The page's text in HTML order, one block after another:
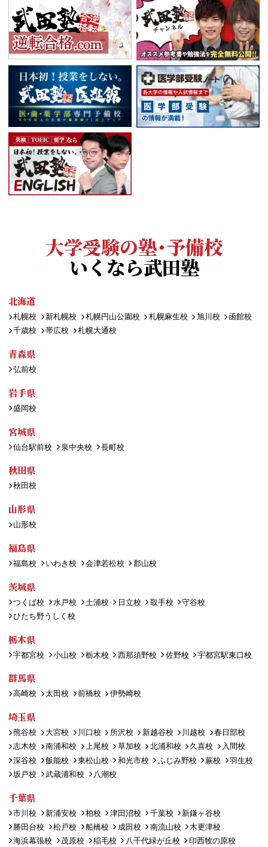
大学受験の塾・予備校
いくなら武田塾
北海道
札幌校 新札幌校 札幌円山公園校 札幌麻生校 旭川校
函館校
千歳校
帯広校 札幌大通校
青森県
弘前校
岩手県
盛岡校
宮城県
仙台駅前校 泉中央校 長町校
秋田県
秋田校
山形県
山形校
福島県
福島校 いわき校 会津若松校 郡山校
茨城県
つくば校 水戸校 土浦校 日立校 取手校
守谷校
ひたち野うしく校
栃木県
宇都宮校 小山校 栃木校 西那須野校 佐野校 宇都宮駅東口校
群馬県
高崎校 太田校 前橋校 伊勢崎校
埼玉県
熊谷校 大宮校 川口校 所沢校 新越谷校 川越校
春日部校
志木校
南浦和校 上尾校 草加校 北浦和校 久喜校
入間校
深谷校
飯能校 東松山校 和光市校 ふじみ野校 蕨校
羽生校
坂戸校
武蔵浦和校 八潮校
千葉県
市川校 新浦安校 柏校 津田沼校 千葉校
新鎌ヶ谷校
勝田台校
松戸校 船橋校 成田校 南流山校
木更津校
海浜幕張校
茂原校 稲毛校 八千代緑が丘校
印西牧の原校